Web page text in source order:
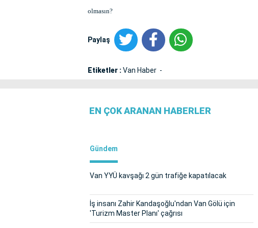
olmasın?
Paylaş
Etiketler :Van Haber
EN ÇOK ARANAN HABERLER
Gündem
Van YYÜ kavşağı 2 gün trafiğe kapatılacak
İş insanı Zahir Kandaşoğlu'ndan Van Gölü için
'Turizm Master Planı' çağrısı